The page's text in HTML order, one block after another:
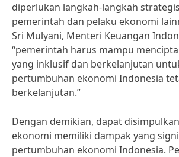
diperlukan langkah-langkah
pemerintah dan pelaku ekonomi
Sri Mulyani, Menteri Keuangan
“pemerintah harus mampu
yang inklusif dan berkelanjutan
pertumbuhan ekonomi Indonesia
berkelanjutan.”
Dengan demikian, dapat
ekonomi memiliki dampak yang
pertumbuhan ekonomi Indonesia.